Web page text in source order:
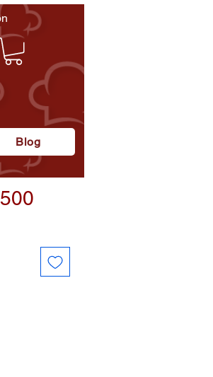
Blog